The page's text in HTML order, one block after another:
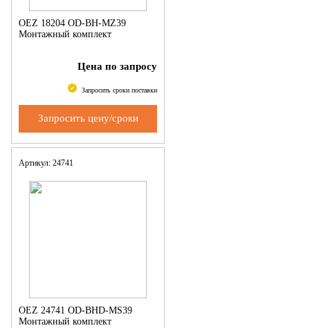
OEZ 18204 OD-BH-MZ39
Монтажный комплект
Цена по запросу
Запросить сроки поставки
Запросить цену/сроки
Артикул: 24741
OEZ 24741 OD-BHD-MS39
Монтажный комплект